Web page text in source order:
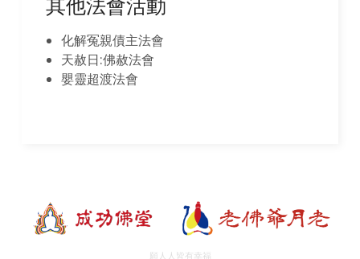
化解冤親債主法會
天赦日:佛赦法會
嬰靈超渡法會
願人人皆有幸福